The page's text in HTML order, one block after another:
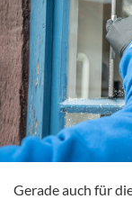
Gerade auch für